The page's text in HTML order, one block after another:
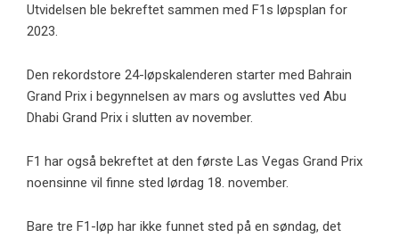
Utvidelsen ble bekreftet sammen med F1s løpsplan for
2023.
Den rekordstore 24-løpskalenderen starter med Bahrain
Grand Prix i begynnelsen av mars og avsluttes ved Abu
Dhabi Grand Prix i slutten av november.
F1 har også bekreftet at den første Las Vegas Grand Prix
noensinne vil finne sted lørdag 18. november.
Bare tre F1-løp har ikke funnet sted på en søndag, det